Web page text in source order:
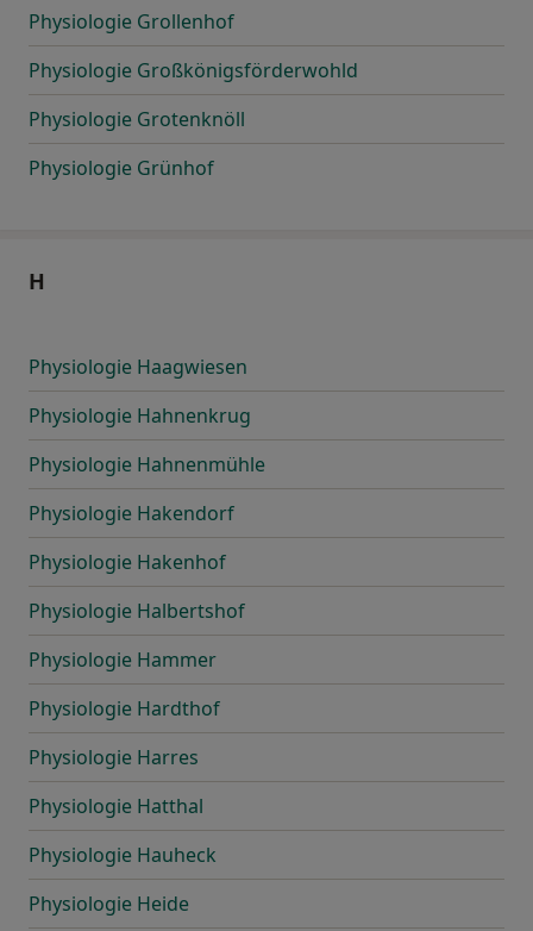
Physiologie Grollenhof
Physiologie Großkönigsförderwohld
Physiologie Grotenknöll
Physiologie Grünhof
H
Physiologie Haagwiesen
Physiologie Hahnenkrug
Physiologie Hahnenmühle
Physiologie Hakendorf
Physiologie Hakenhof
Physiologie Halbertshof
Physiologie Hammer
Physiologie Hardthof
Physiologie Harres
Physiologie Hatthal
Physiologie Hauheck
Physiologie Heide